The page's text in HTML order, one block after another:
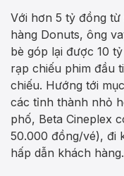
Với hơn 5 tỷ đồng từ
hàng Donuts, ông
bè góp lại được 10
rạp chiếu phim đầu
chiếu. Hướng tới
các tỉnh thành nhỏ
phố, Beta Cineplex
50.000 đồng/vé), đi
hấp dẫn khách hàng.